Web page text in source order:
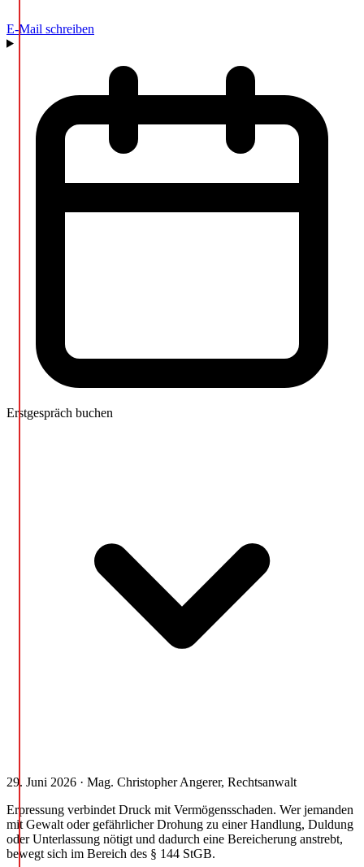
E-Mail schreiben
Erstgespräch buchen
29. Juni 2026 · Mag. Christopher Angerer, Rechtsanwalt
Erpressung verbindet Druck mit Vermögensschaden. Wer jemanden
mit Gewalt oder gefährlicher Drohung zu einer Handlung, Duldung
oder Unterlassung nötigt und dadurch eine Bereicherung anstrebt,
bewegt sich im Bereich des § 144 StGB.